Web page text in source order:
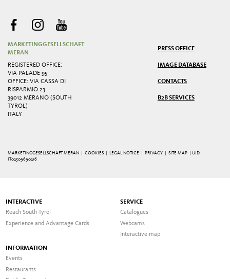
MARKETINGGESELLSCHAFT
MERAN
REGISTERED OFFICE:
VIA PALADE 95
OFFICE: VIA CASSA DI
RISPARMIO 23
39012 MERANO (SOUTH
TYROL)
ITALY
PRESS OFFICE
IMAGE DATABASE
CONTACTS
B2B SERVICES
MARKETINGGESELLSCHAFT MERAN | COOKIES |LEGAL NOTICE |PRIVACY |SITE MAP
| UID
IT02509690216
INTERACTIVE
Reach South Tyrol
Experience and Advantage Cards
SERVICE
Catalogues
Webcams
Interactive map
INFORMATION
Events
Restaurants